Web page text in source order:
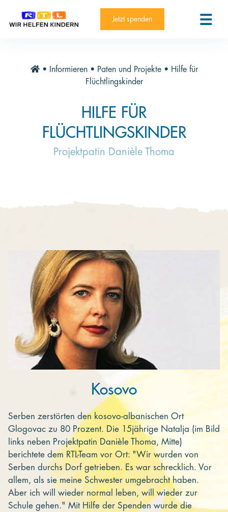
RTL-Spendenmarathon 2025
News
Jahresberichte
Videothek
Organisationen
Unternehmen
Kontakt
Jetzt spenden
• Informieren• Paten und Projekte• Hilfe für
Flüchtlingskinder
HILFE FÜR
FLÜCHTLINGSKINDER
Projektpatin Danièle Thoma
Kosovo
Serben zerstörten den kosovo-albanischen Ort
Glogovac zu 80 Prozent. Die 15jährige Natalja (im Bild
links neben Projektpatin Danièle Thoma, Mitte)
berichtete dem RTL-Team vor Ort: "Wir wurden von
Serben durchs Dorf getrieben. Es war schrecklich. Vor
allem, als sie meine Schwester umgebracht haben.
Aber ich will wieder normal leben, will wieder zur
Schule gehen." Mit Hilfe der Spenden wurde die